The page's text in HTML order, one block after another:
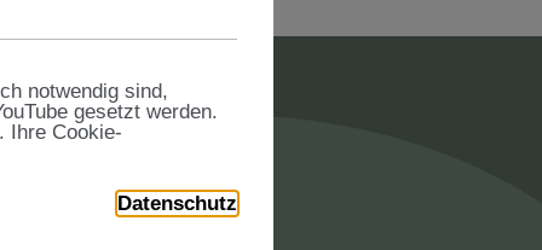
notwendig sind,
gesetzt werden.
Ihre Cookie-
Datenschutz